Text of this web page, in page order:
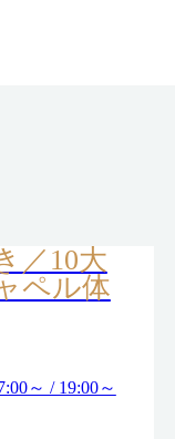
／10大
ペル体
～ / 19:00～